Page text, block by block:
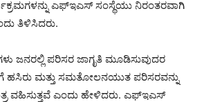
ಎಫ್‌ಇಎಸ್ ಸಂಸ್ಥೆಯು ನಿರಂತರವಾಗಿ
ತಿಳಿಸಿದರು.
ಜನರಲ್ಲಿ ಪರಿಸರ ಜಾಗೃತಿ ಮೂಡಿಸುವುದರ
ಹಸಿರು ಮತ್ತು ಸಮತೋಲನಯುತ ಪರಿಸರವನ್ನು
ವಹಿಸುತ್ತವೆ ಎಂದು ಹೇಳಿದರು. ಎಫ್‌ಇಎಸ್